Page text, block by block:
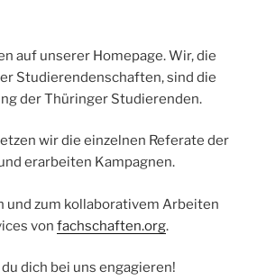
auf unserer Homepage. Wir, die
Studierendenschaften, sind die
der Thüringer Studierenden.
wir die einzelnen Referate der
erarbeiten Kampagnen.
und zum kollaborativem Arbeiten
von fachschaften.org.
dich bei uns engagieren!